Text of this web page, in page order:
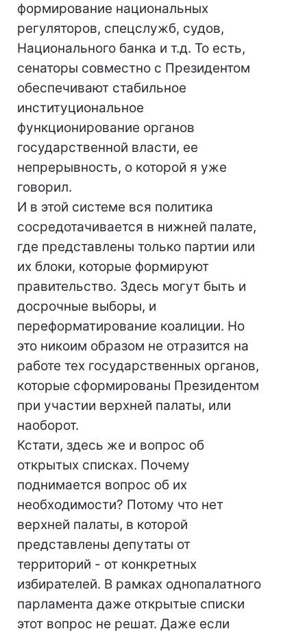
формирование национальных
регуляторов, спецслужб, судов,
Национального банка и т.д. То есть,
сенаторы совместно с Президентом
обеспечивают стабильное
институциональное
функционирование органов
государственной власти, ее
непрерывность, о которой я уже
говорил.
И в этой системе вся политика
сосредотачивается в нижней палате,
где представлены только партии или
их блоки, которые формируют
правительство. Здесь могут быть и
досрочные выборы, и
переформатирование коалиции. Но
это никоим образом не отразится на
работе тех государственных органов,
которые сформированы Президентом
при участии верхней палаты, или
наоборот.
Кстати, здесь же и вопрос об
открытых списках. Почему
поднимается вопрос об их
необходимости? Потому что нет
верхней палаты, в которой
представлены депутаты от
территорий - от конкретных
избирателей. В рамках однопалатного
парламента даже открытые списки
этот вопрос не решат. Даже если